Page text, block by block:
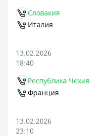
Словакия
Италия
13.02.2026
18:40
Республика Чехия
Франция
13.02.2026
23:10